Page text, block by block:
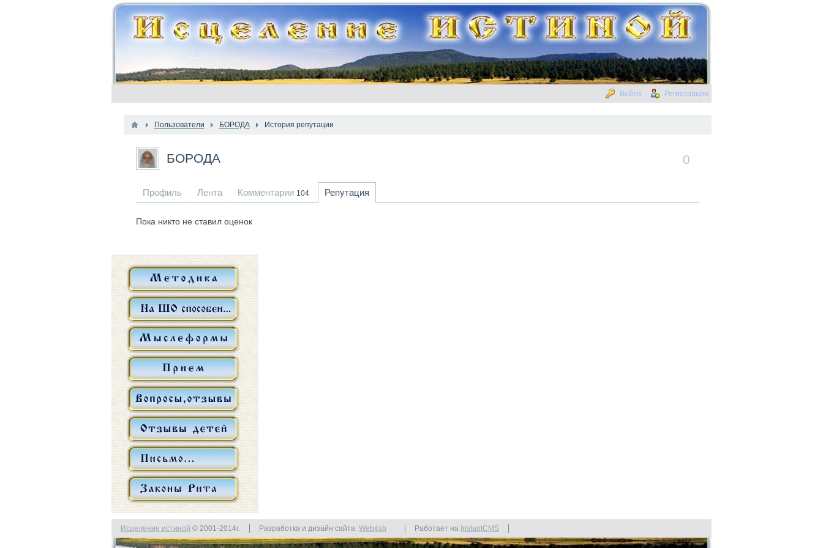
Войти Регистрация
Пользователи БОРОДА История репутации
0
БОРОДА
Профиль Лента Комментарии 104 Репутация
Пока никто не ставил оценок
Исцеление истиной © 2001-2014г. Разработка и дизайн сайта: Web4sb Работает на InstantCMS